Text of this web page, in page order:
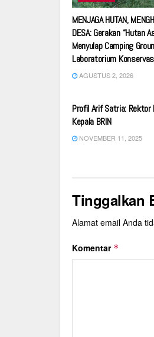
MENJAGA HUTAN,
DESA: Gerakan “Hutan
Menyulap Camping
Laboratorium
AGUSTUS 2, 2026
Profil Arif Satria: Rektor
Kepala BRIN
NOVEMBER 11, 2025
Tinggalkan
Alamat email Anda
Komentar *